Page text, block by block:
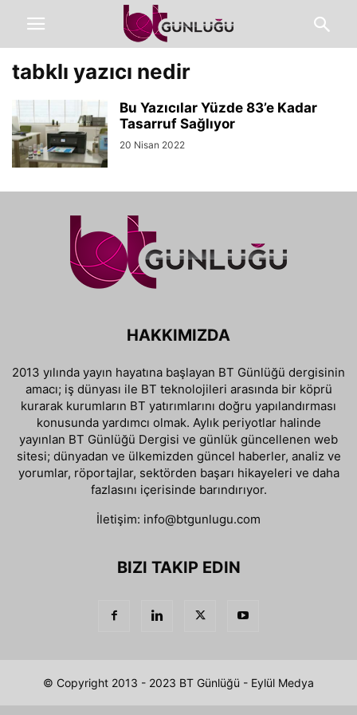
tabklı yazıcı nedir
Bu Yazıcılar Yüzde 83’e Kadar
Tasarruf Sağlıyor
20 Nisan 2022
HAKKIMIZDA
2013 yılında yayın hayatına başlayan BT Günlüğü dergisinin
amacı; iş dünyası ile BT teknolojileri arasında bir köprü
kurarak kurumların BT yatırımlarını doğru yapılandırması
konusunda yardımcı olmak. Aylık periyotlar halinde
yayınlan BT Günlüğü Dergisi ve günlük güncellenen web
sitesi; dünyadan ve ülkemizden güncel haberler, analiz ve
yorumlar, röportajlar, sektörden başarı hikayeleri ve daha
fazlasını içerisinde barındırıyor.
İletişim: info@btgunlugu.com
BIZI TAKIP EDIN
© Copyright 2013 - 2023 BT Günlüğü - Eylül Medya